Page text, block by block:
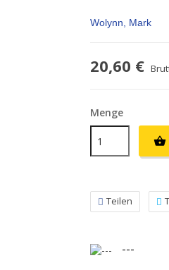
Wolynn, Mark
20,60 €
Menge

Teilen
---